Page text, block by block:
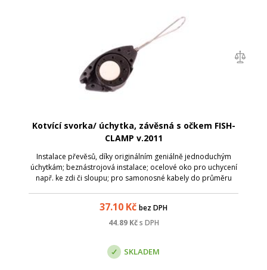
Kotvící svorka/ úchytka, závěsná s očkem FISH-
CLAMP v.2011
Instalace převěsů, díky originálním geniálně jednoduchým
úchytkám; beznástrojová instalace; ocelové oko pro uchycení
např. ke zdi či sloupu; pro samonosné kabely do průměru
37.10 Kč bez DPH
44.89Kč s DPH
SKLADEM